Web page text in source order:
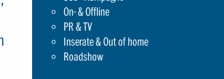
On- & Offline
PR & TV
Inserate & Out of home
Roadshow